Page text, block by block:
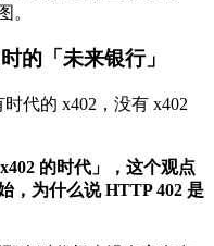
。
的「未来银行」
代的 x402，没有 x402
的时代」，这个观点
，为什么说 HTTP 402 是